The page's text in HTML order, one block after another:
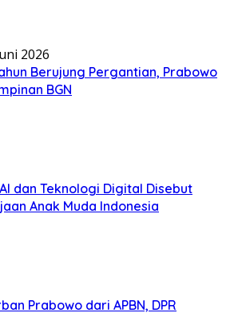
2026
Berujung Pergantian, Prabowo
BGN
dan Teknologi Digital Disebut
Anak Muda Indonesia
Prabowo dari APBN, DPR